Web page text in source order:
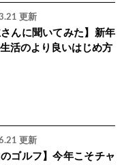
更新
さんに聞いてみた】新年
活のより良いはじめ方
更新
のゴルフ】今年こそチャ